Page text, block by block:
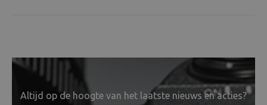
Altijd op de hoogte van het laatste nieuws en acties?